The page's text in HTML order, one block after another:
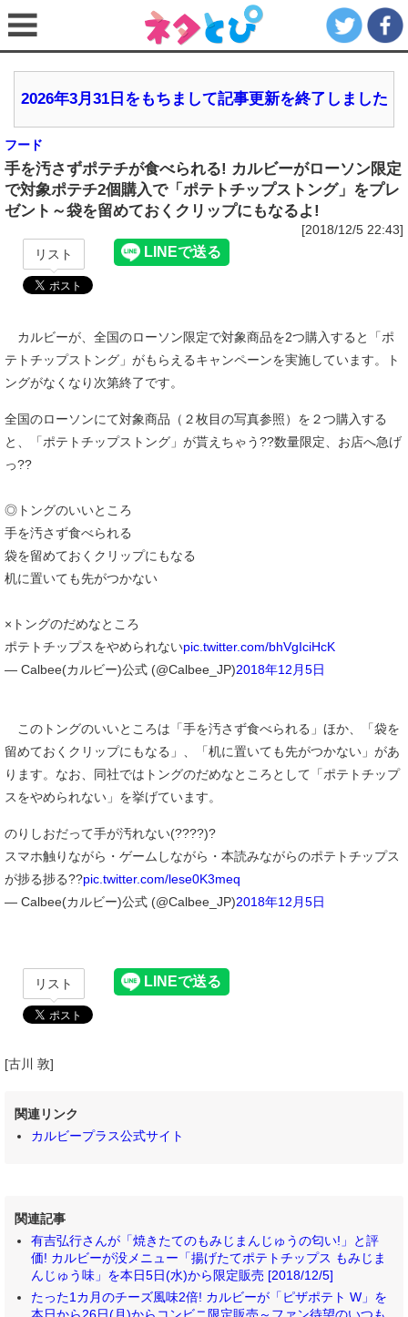
2026年3月31日をもちまして記事更新を終了しました
フード
手を汚さずポテチが食べられる! カルビーがローソン限定
で対象ポテチ2個購入で「ポテトチップストング」をプレ
ゼント～袋を留めておくクリップにもなるよ!
[2018/12/5 22:43]
リスト
カルビーが、全国のローソン限定で対象商品を2つ購入すると「ポ
テトチップストング」がもらえるキャンペーンを実施しています。ト
ングがなくなり次第終了です。
全国のローソンにて対象商品（２枚目の写真参照）を２つ購入する
と、「ポテトチップストング」が貰えちゃう??数量限定、お店へ急げ
っ??
◎トングのいいところ
手を汚さず食べられる
袋を留めておくクリップにもなる
机に置いても先がつかない
×トングのだめなところ
ポテトチップスをやめられないpic.twitter.com/bhVgIciHcK
— Calbee(カルビー)公式 (@Calbee_JP)2018年12月5日
このトングのいいところは「手を汚さず食べられる」ほか、「袋を
留めておくクリップにもなる」、「机に置いても先がつかない」があ
ります。なお、同社ではトングのだめなところとして「ポテトチップ
スをやめられない」を挙げています。
のりしおだって手が汚れない(????)?
スマホ触りながら・ゲームしながら・本読みながらのポテトチップス
が捗る捗る??pic.twitter.com/lese0K3meq
— Calbee(カルビー)公式 (@Calbee_JP)2018年12月5日
リスト
[古川 敦]
関連リンク
カルビープラス公式サイト
関連記事
有吉弘行さんが「焼きたてのもみじまんじゅうの匂い!」と評
価! カルビーが没メニュー「揚げたてポテトチップス もみじま
んじゅう味」を本日5日(水)から限定販売 [2018/12/5]
たった1カ月のチーズ風味2倍! カルビーが「ピザポテト W」を